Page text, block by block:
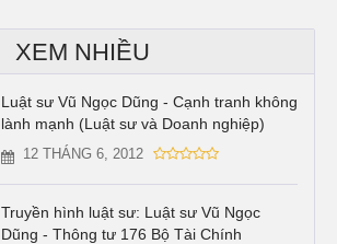
XEM NHIỀU
Luật sư Vũ Ngọc Dũng - Cạnh tranh không
lành mạnh (Luật sư và Doanh nghiệp)
12 THÁNG 6, 2012
Truyền hình luật sư: Luật sư Vũ Ngọc
Dũng - Thông tư 176 Bộ Tài Chính